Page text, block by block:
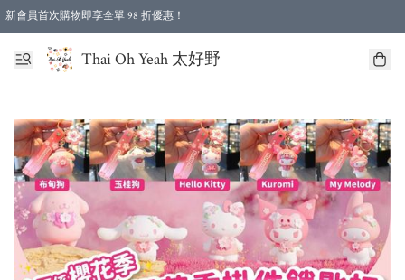
新會員首次購物即享全單 98 折優惠！
特選會員可享全單低至 96 折優惠！
Thai Oh Yeah 太好野